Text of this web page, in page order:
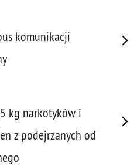
komunikacji
kg narkotyków i
z podejrzanych od